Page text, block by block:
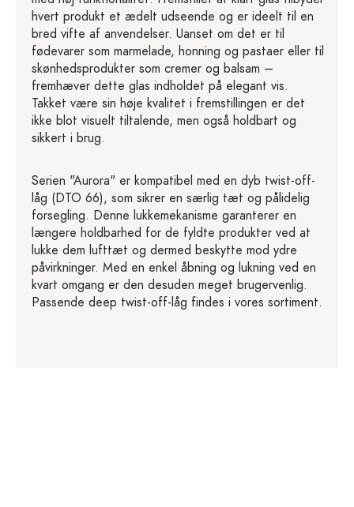
hvert produkt et ædelt udseende og er ideelt til en
bred vifte af anvendelser. Uanset om det er til
fødevarer som marmelade, honning og pastaer eller til
skønhedsprodukter som cremer og balsam –
fremhæver dette glas indholdet på elegant vis.
Takket være sin høje kvalitet i fremstillingen er det
ikke blot visuelt tiltalende, men også holdbart og
sikkert i brug.
Serien "Aurora" er kompatibel med en dyb twist-off-
låg (DTO 66), som sikrer en særlig tæt og pålidelig
forsegling. Denne lukkemekanisme garanterer en
længere holdbarhed for de fyldte produkter ved at
lukke dem lufttæt og dermed beskytte mod ydre
påvirkninger. Med en enkel åbning og lukning ved en
kvart omgang er den desuden meget brugervenlig.
Passende deep twist-off-låg findes i vores sortiment.